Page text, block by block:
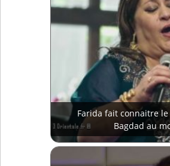
Farida fait connaitre
Bagdad au